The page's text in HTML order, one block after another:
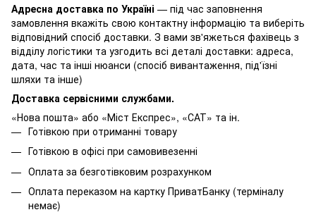
Адресна доставка по Україні — під час заповнення
замовлення вкажіть свою контактну інформацію та виберіть
відповідний спосіб доставки. З вами зв'яжеться фахівець з
відділу логістики та узгодить всі деталі доставки: адреса,
дата, час та інші нюанси (спосіб вивантаження, під'їзні
шляхи та інше)
Доставка сервісними службами.
«Нова пошта» або «Міст Експрес», «САТ» та ін.
Готівкою при отриманні товару
Готівкою в офісі при самовивезенні
Оплата за безготівковим розрахунком
Оплата переказом на картку ПриватБанку (терміналу
немає)